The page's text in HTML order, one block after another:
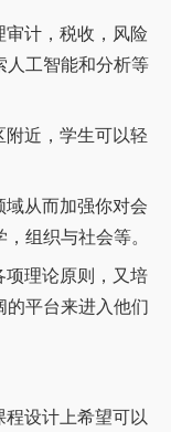
审计，税收，风险
人工智能和分析等
近，学生可以轻
域从而加强你对会
组织与社会等。
项理论原则，又培
的平台来进入他们
设计上希望可以